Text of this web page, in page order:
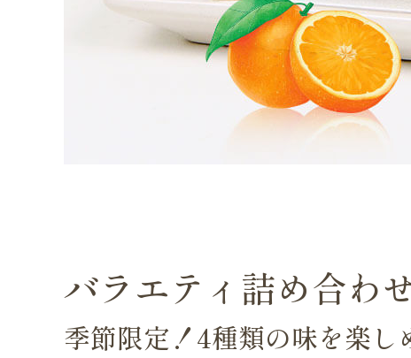
バラエティ詰め合わ
季節限定！4種類の味を楽し